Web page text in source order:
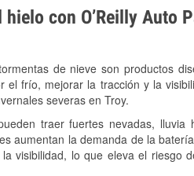
con O’Reilly Auto
de nieve son productos
el frío, mejorar la tracción y la
severas en Troy.
traer fuertes nevadas, lluvia
aumentan la demanda de la
visibilidad, lo que eleva el riesgo